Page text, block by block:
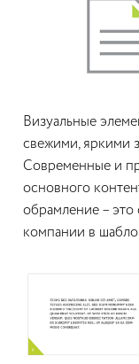
Визуальные
свежими, яркими
Современные и
основного
обрамление –
компании в